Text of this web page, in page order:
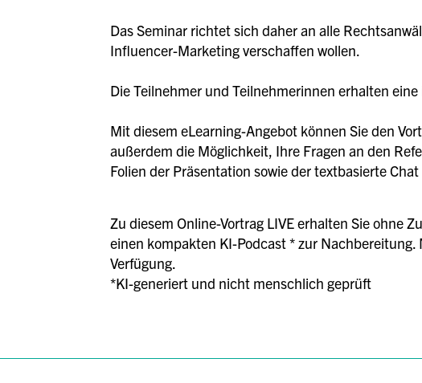
Das Seminar richtet sich daher an alle
Influencer-Marketing verschaffen wollen.
Die Teilnehmer und Teilnehmerinnen erhalten
Mit diesem eLearning-Angebot können Sie den
außerdem die Möglichkeit, Ihre Fragen an den
Folien der Präsentation sowie der textbasierte
Zu diesem Online-Vortrag LIVE erhalten Sie ohne
einen kompakten KI-Podcast * zur
Verfügung.
*KI-generiert und nicht menschlich geprüft